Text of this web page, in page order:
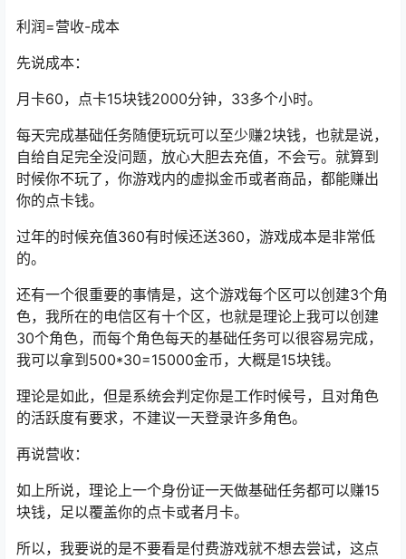
利润=营收-成本
先说成本：
月卡60，点卡15块钱2000分钟，33多个小时。
每天完成基础任务随便玩玩可以至少赚2块钱，也就是说，
自给自足完全没问题，放心大胆去充值，不会亏。就算到
时候你不玩了，你游戏内的虚拟金币或者商品，都能赚出
你的点卡钱。
过年的时候充值360有时候还送360，游戏成本是非常低
的。
还有一个很重要的事情是，这个游戏每个区可以创建3个角
色，我所在的电信区有十个区，也就是理论上我可以创建
30个角色，而每个角色每天的基础任务可以很容易完成，
我可以拿到500*30=15000金币，大概是15块钱。
理论是如此，但是系统会判定你是工作时候号，且对角色
的活跃度有要求，不建议一天登录许多角色。
再说营收：
如上所说，理论上一个身份证一天做基础任务都可以赚15
块钱，足以覆盖你的点卡或者月卡。
所以，我要说的是不要看是付费游戏就不想去尝试，这点